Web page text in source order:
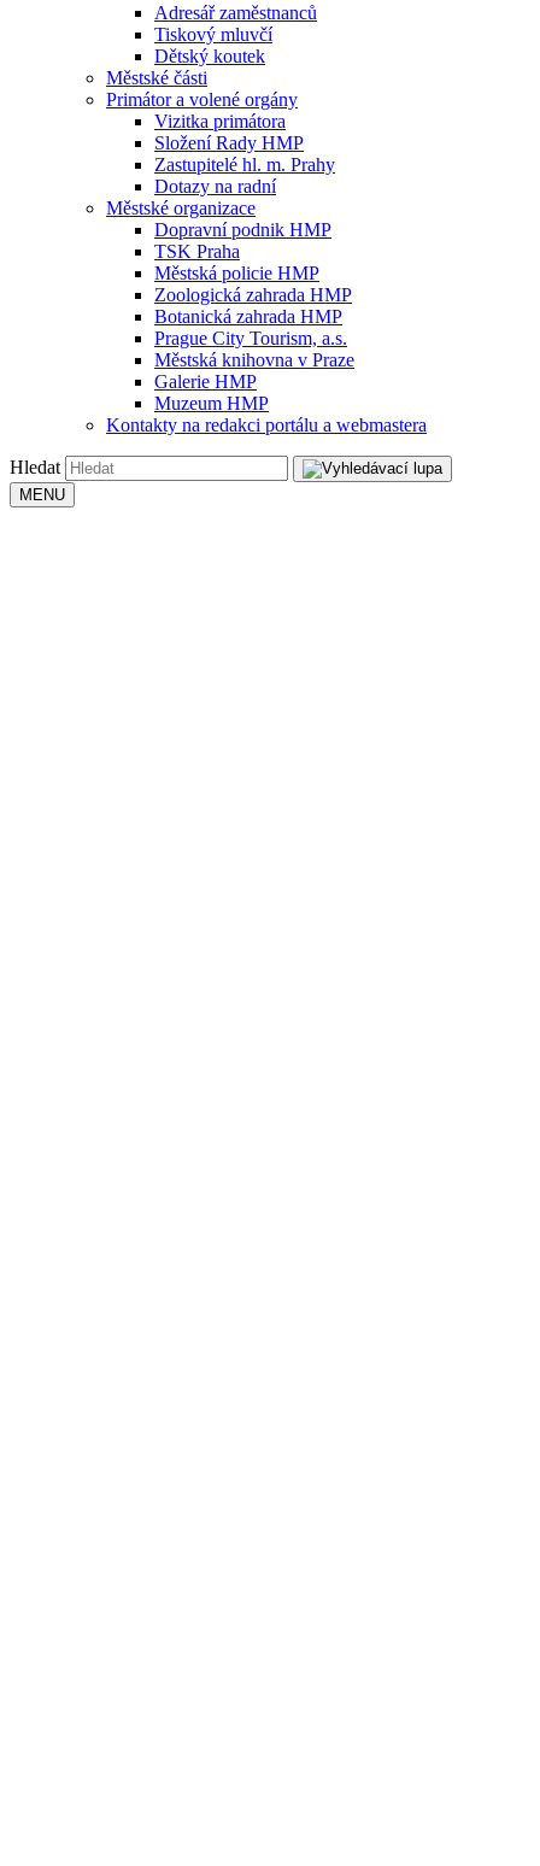
Adresář zaměstnanců
Tiskový mluvčí
Dětský koutek
Městské části
Primátor a volené orgány
Vizitka primátora
Složení Rady HMP
Zastupitelé hl. m. Prahy
Dotazy na radní
Městské organizace
Dopravní podnik HMP
TSK Praha
Městská policie HMP
Zoologická zahrada HMP
Botanická zahrada HMP
Prague City Tourism, a.s.
Městská knihovna v Praze
Galerie HMP
Muzeum HMP
Kontakty na redakci portálu a webmastera
Hledat
MENU